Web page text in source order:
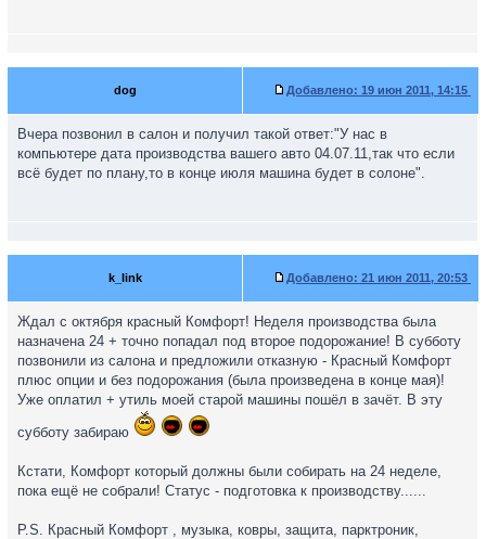
dog Добавлено: 19 июн 2011, 14:15
Вчера позвонил в салон и получил такой ответ:"У нас в
компьютере дата производства вашего авто 04.07.11,так что если
всё будет по плану,то в конце июля машина будет в солоне".
k_link Добавлено: 21 июн 2011, 20:53
Ждал с октября красный Комфорт! Неделя производства была
назначена 24 + точно попадал под второе подорожание! В субботу
позвонили из салона и предложили отказную - Красный Комфорт
плюс опции и без подорожания (была произведена в конце мая)!
Уже оплатил + утиль моей старой машины пошёл в зачёт. В эту
субботу забираю
Кстати, Комфорт который должны были собирать на 24 неделе,
пока ещё не собрали! Статус - подготовка к производству......
P.S. Красный Комфорт , музыка, ковры, защита, парктроник,